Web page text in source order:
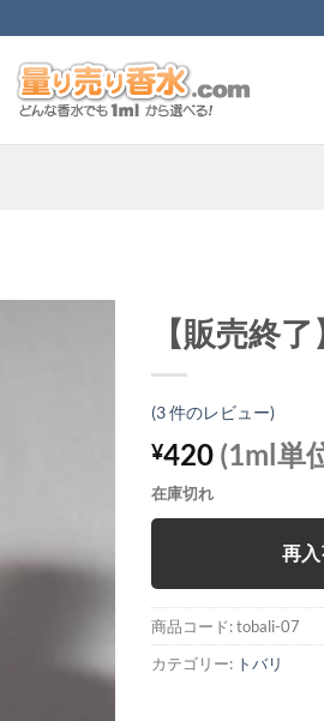
【販売終
(3件のレビュー)
¥420 (1ml単
在庫切れ
再
商品コード:tobali-07
カテゴリー: トバリ